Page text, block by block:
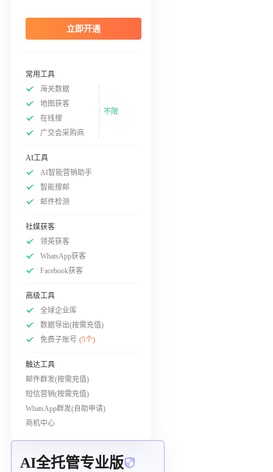
立即开通
常用工具
海关数据
地图获客
在线搜
广交会采购商
不限
AI工具
AI智能营销助手
智能搜邮
邮件检测
社媒获客
领英获客
WhatsApp获客
Facebook获客
高级工具
全球企业库
数据导出(按需充值)
免费子账号 (5个)
触达工具
邮件群发(按需充值)
短信营销(按需充值)
WhatsApp群发(自助申请)
商机中心
AI全托管专业版